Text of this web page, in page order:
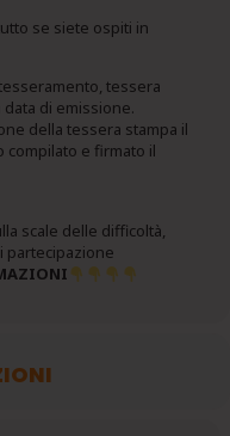
se siete ospiti in
tessera
data di emissione.
della tessera stampa il
compilato e firmato il
scale delle difficoltà,
partecipazione